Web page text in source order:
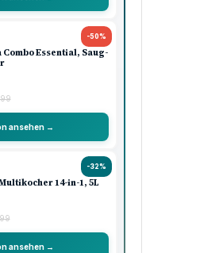
-50%
Combo Essential, Saug-
ansehen →
-32%
14-in-1, 5L
ansehen →